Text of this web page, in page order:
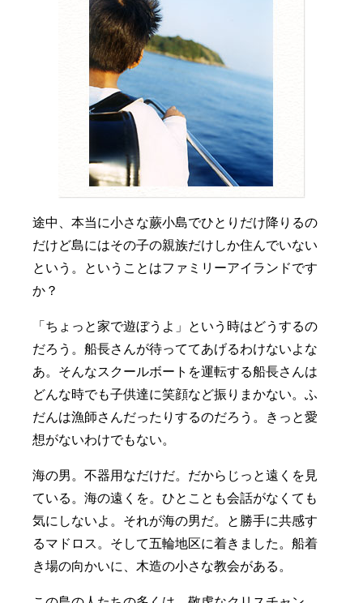
途中、本当に小さな蕨小島でひとりだけ降りるの
だけど島にはその子の親族だけしか住んでいない
という。ということはファミリーアイランドです
か？
「ちょっと家で遊ぼうよ」という時はどうするの
だろう。船長さんが待っててあげるわけないよな
あ。そんなスクールボートを運転する船長さんは
どんな時でも子供達に笑顔など振りまかない。ふ
だんは漁師さんだったりするのだろう。きっと愛
想がないわけでもない。
海の男。不器用なだけだ。だからじっと遠くを見
ている。海の遠くを。ひとことも会話がなくても
気にしないよ。それが海の男だ。と勝手に共感す
るマドロス。そして五輪地区に着きました。船着
き場の向かいに、木造の小さな教会がある。